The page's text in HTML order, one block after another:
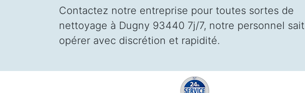
Contactez notre entreprise pour toutes sortes de
nettoyage à Dugny 93440 7j/7, notre personnel sait
opérer avec discrétion et rapidité.